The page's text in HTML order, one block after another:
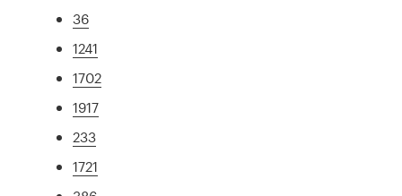
36
1241
1702
1917
233
1721